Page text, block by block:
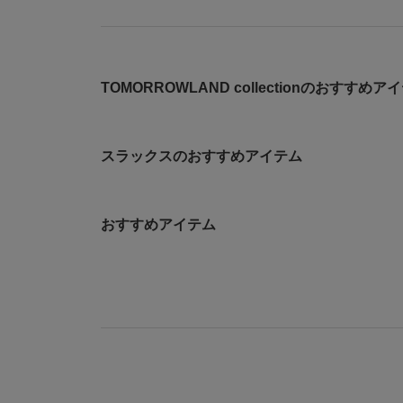
TOMORROWLAND collectionのおすすめア
スラックスのおすすめアイテム
おすすめアイテム